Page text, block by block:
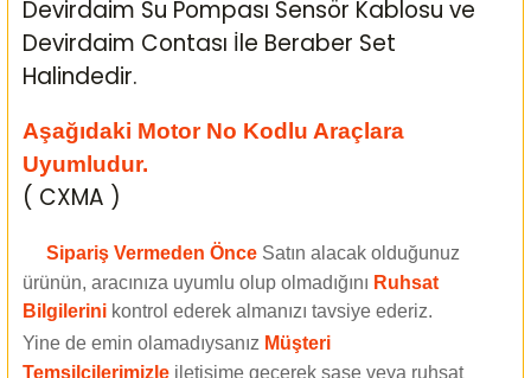
Devirdaim Su Pompası Sensör Kablosu ve
Devirdaim Contası İle Beraber Set
Halindedir.
Aşağıdaki Motor No Kodlu Araçlara
Uyumludur.
( CXMA )
Sipariş Vermeden Önce Satın alacak olduğunuz
ürünün, aracınıza uyumlu olup olmadığını Ruhsat
Bilgilerini kontrol ederek almanızı tavsiye ederiz.
Yine de emin olamadıysanız Müşteri
Temsilcilerimizle iletişime geçerek şase veya ruhsat